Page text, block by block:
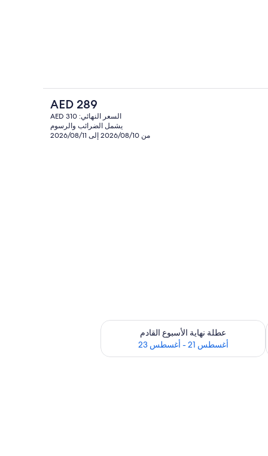
منطقة المعيشة
السعر
الحالي
هو
AED
AED 289
السعر النهائي: AED 310
يشمل الضرائب والرسوم
من 2026/08/10 إلى 2026/08/11
أغسطس 14 - أغسطس 16
عطلة نهاية الأسبوع القادم
أغسطس 21 - أغسطس 23
تحقق من مدى التوفر لعطلة نهاية الأسبوع القادم للفترة أغسطس 21 - أغسطس 23
المحمول ومكواة/لوح كي